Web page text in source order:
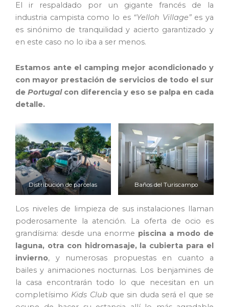
El ir respaldado por un gigante francés de la
industria campista como lo es “Yelloh Village”es ya
es sinónimo de tranquilidad y acierto garantizado y
en este caso no lo iba a ser menos.
Estamos ante el camping mejor acondicionado y
con mayor prestación de servicios de todo el sur
de Portugalcon diferencia y eso se palpa en cada
detalle.
Distribución de parcelas Baños del Turiscampo
Los niveles de limpieza de sus instalaciones llaman
poderosamente la atención. La oferta de ocio es
grandísima: desde una enorme piscina a modo de
laguna, otra con hidromasaje, la cubierta para el
invierno, y numerosas propuestas en cuanto a
bailes y animaciones nocturnas. Los benjamines de
la casa encontrarán todo lo que necesitan en un
completísimo Kids Clubque sin duda será el que se